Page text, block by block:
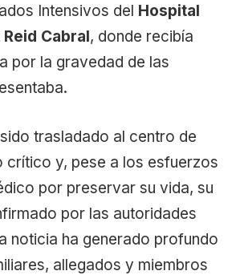
Intensivos del Hospital
Cabral, donde recibía
por la gravedad de las
trasladado al centro de
crítico y, pese a los esfuerzos
por preservar su vida, su
por las autoridades
noticia ha generado profundo
allegados y miembros